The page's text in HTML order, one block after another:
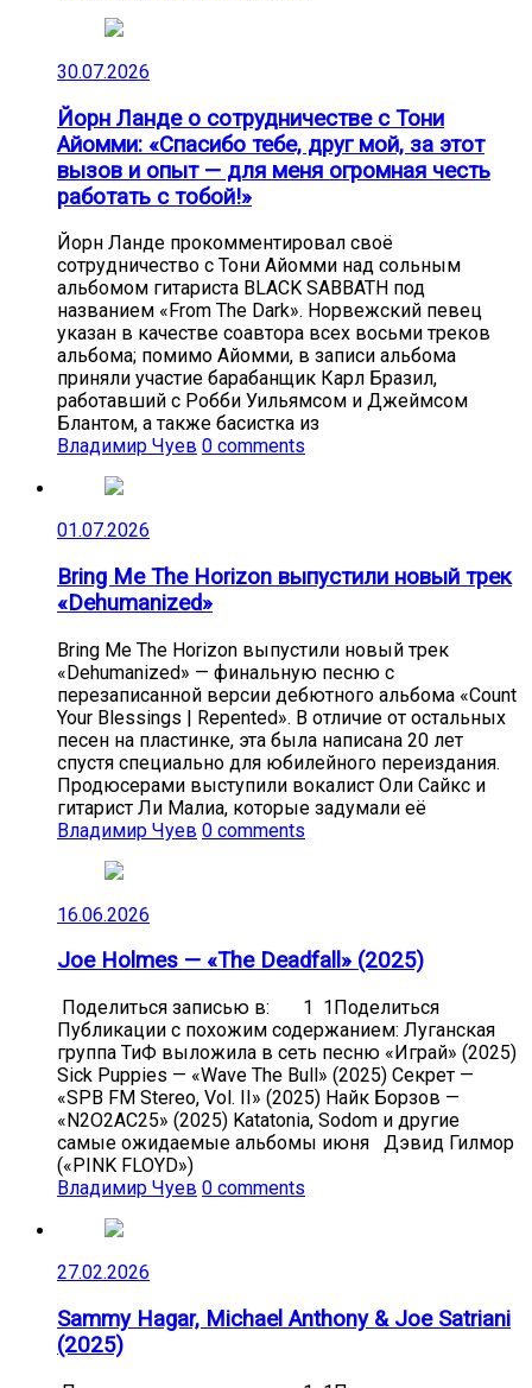
30.07.2026
Йорн Ланде о сотрудничестве с Тони
Айомми: «Спасибо тебе, друг мой, за этот
вызов и опыт — для меня огромная честь
работать с тобой!»
Йорн Ланде прокомментировал своё
сотрудничество с Тони Айомми над сольным
альбомом гитариста BLACK SABBATH под
названием «From The Dark». Норвежский певец
указан в качестве соавтора всех восьми треков
альбома; помимо Айомми, в записи альбома
приняли участие барабанщик Карл Бразил,
работавший с Робби Уильямсом и Джеймсом
Блантом, а также басистка из
Владимир Чуев 0 comments
01.07.2026
Bring Me The Horizon выпустили новый трек
«Dehumanized»
Bring Me The Horizon выпустили новый трек
«Dehumanized» — финальную песню с
перезаписанной версии дебютного альбома «Count
Your Blessings | Repented». В отличие от остальных
песен на пластинке, эта была написана 20 лет
спустя специально для юбилейного переиздания.
Продюсерами выступили вокалист Оли Сайкс и
гитарист Ли Малиа, которые задумали её
Владимир Чуев 0 comments
16.06.2026
Joe Holmes — «The Deadfall» (2025)
Поделиться записью в: 1 1Поделиться
Публикации с похожим содержанием: Луганская
группа ТиФ выложила в сеть песню «Играй» (2025)
Sick Puppies — «Wave The Bull» (2025) Секрет —
«SPB FM Stereo, Vol. II» (2025) Найк Борзов —
«N2O2AC25» (2025) Katatonia, Sodom и другие
самые ожидаемые альбомы июня Дэвид Гилмор
(«PINK FLOYD»)
Владимир Чуев 0 comments
27.02.2026
Sammy Hagar, Michael Anthony & Joe Satriani
(2025)